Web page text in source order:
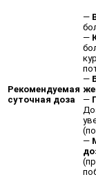
Рекомендуемая
суточная доза
—
—
—
—
—